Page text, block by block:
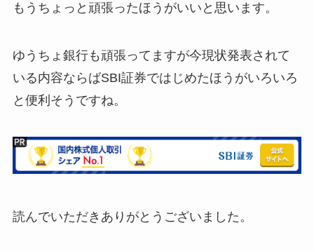
もうちょっと頑張ったほうがいいと思います。
ゆうちょ銀行も頑張ってますが今現状発表されて
いる内容ならばSBI証券ではじめたほうがいろいろ
と便利そうですね。
読んでいただきありがとうございました。